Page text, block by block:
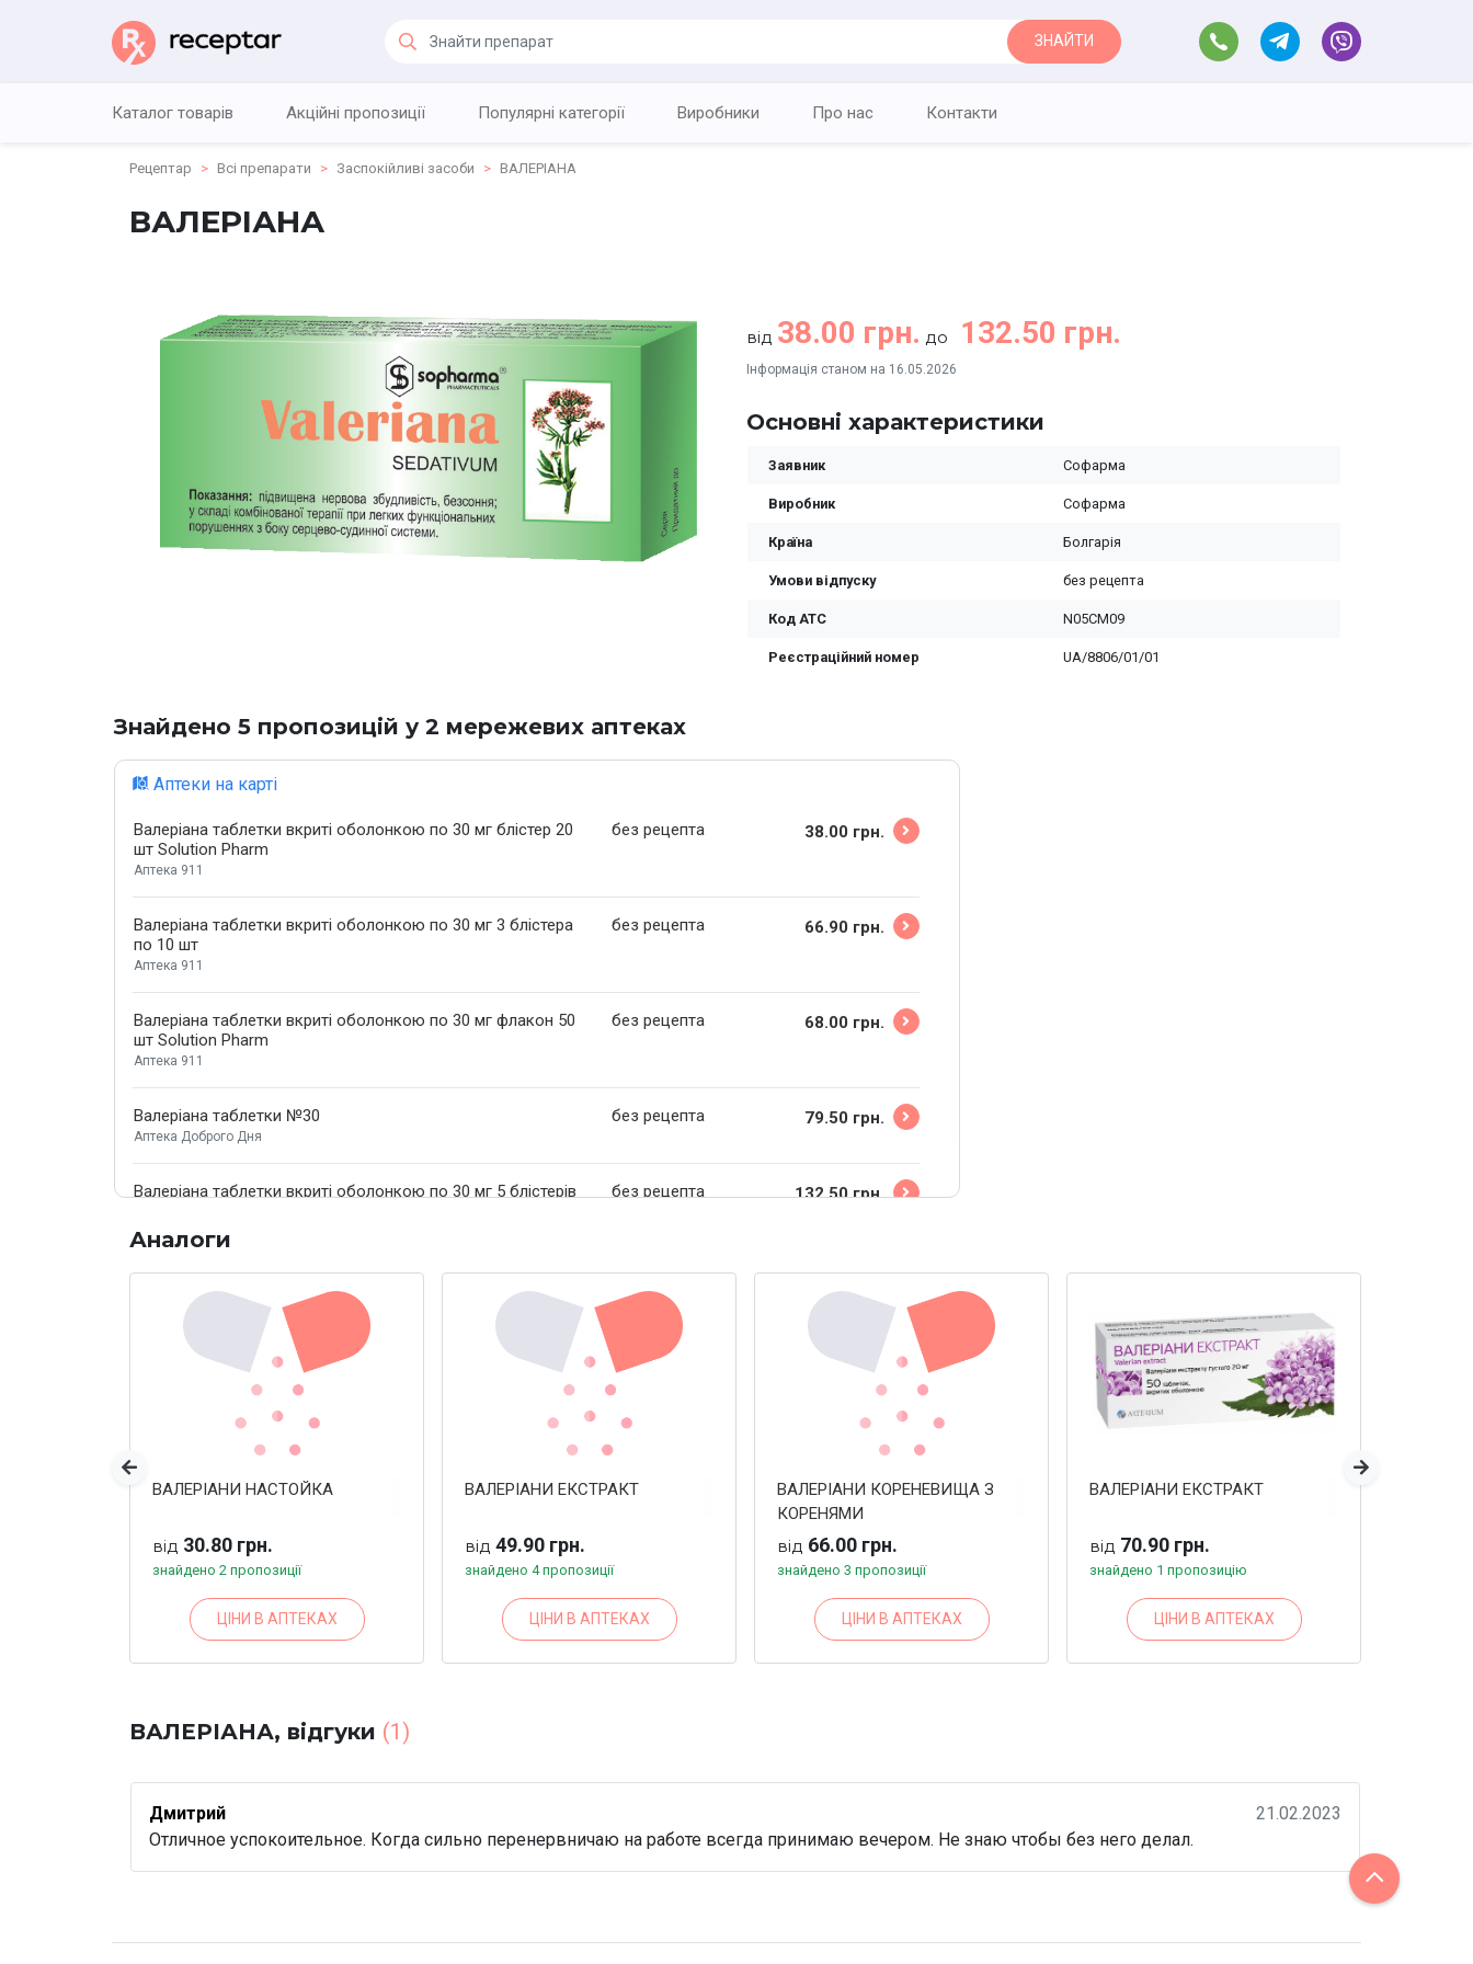
ЗНАЙТИ
Каталог товарів Акційні пропозиції Популярні категорії Виробники Про нас Контакти
Рецептар Всі препарати Заспокійливі засоби ВАЛЕРІАНА
ВАЛЕРІАНА
від 38.00 грн. до 132.50 грн.
Інформація станом на 16.05.2026
Основні характеристики
Заявник Софарма
Виробник Софарма
Країна Болгарія
Умови відпуску без рецепта
Код ATC N05CM09
Реєстраційний номер UA/8806/01/01
Знайдено 5 пропозицій у 2 мережевих аптеках
Аптеки на карті
Валеріана таблетки вкриті оболонкою по 30 мг блістер 20
шт Solution Pharm
Аптека 911
без рецепта 38.00 грн.
Валеріана таблетки вкриті оболонкою по 30 мг 3 блістера
по 10 шт
Аптека 911
без рецепта 66.90 грн.
Валеріана таблетки вкриті оболонкою по 30 мг флакон 50
шт Solution Pharm
Аптека 911
без рецепта 68.00 грн.
Валеріана таблетки №30
Аптека Доброго Дня
без рецепта 79.50 грн.
Валеріана таблетки вкриті оболонкою по 30 мг 5 блістерів
Аптека 911
без рецепта 132.50 грн.
Аналоги
ВАЛЕРІАНИ НАСТОЙКА
від 30.80 грн.
знайдено 2 пропозиції
ЦІНИ В АПТЕКАХ
ВАЛЕРІАНИ ЕКСТРАКТ
від 49.90 грн.
знайдено 4 пропозиції
ЦІНИ В АПТЕКАХ
ВАЛЕРІАНИ КОРЕНЕВИЩА З
КОРЕНЯМИ
від 66.00 грн.
знайдено 3 пропозиції
ЦІНИ В АПТЕКАХ
ВАЛЕРІАНИ ЕКСТРАКТ
від 70.90 грн.
знайдено 1 пропозицію
ЦІНИ В АПТЕКАХ
Попередня Наступна
ВАЛЕРІАНА, відгуки (1)
Дмитрий
21.02.2023
Отличное успокоительное. Когда сильно перенервничаю на работе всегда принимаю вечером. Не знаю чтобы без него делал.